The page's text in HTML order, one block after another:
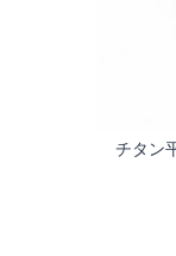
チタン